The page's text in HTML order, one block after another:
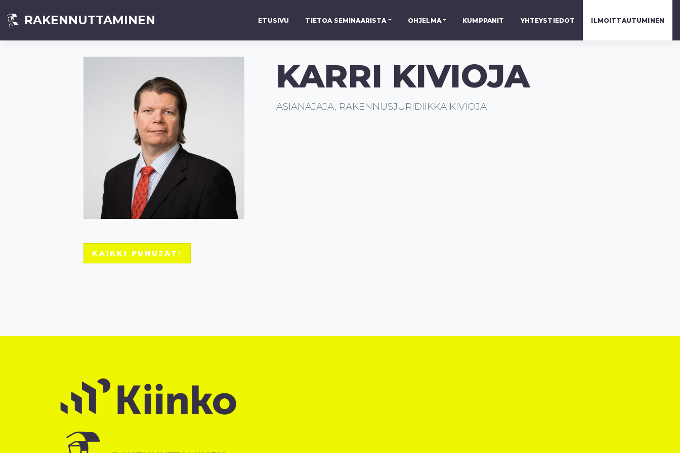
RAKENNUTTAMINEN ETUSIVU TIETOA SEMINAARISTA OHJELMA KUMPPANIT YHTEYSTIEDOT ILMOITTAUTUMINEN
KARRI KIVIOJA
ASIANAJAJA, RAKENNUSJURIDIIKKA KIVIOJA
KAIKKI PUHUJAT